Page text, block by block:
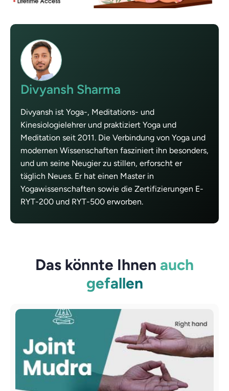
Divyansh Sharma
Divyansh ist Yoga-, Meditations- und
Kinesiologielehrer und praktiziert Yoga und
Meditation seit 2011. Die Verbindung von Yoga und
modernen Wissenschaften fasziniert ihn besonders,
und um seine Neugier zu stillen, erforscht er
täglich Neues. Er hat einen Master in
Yogawissenschaften sowie die Zertifizierungen E-
RYT-200 und RYT-500 erworben.
Das könnte Ihnen auch
gefallen